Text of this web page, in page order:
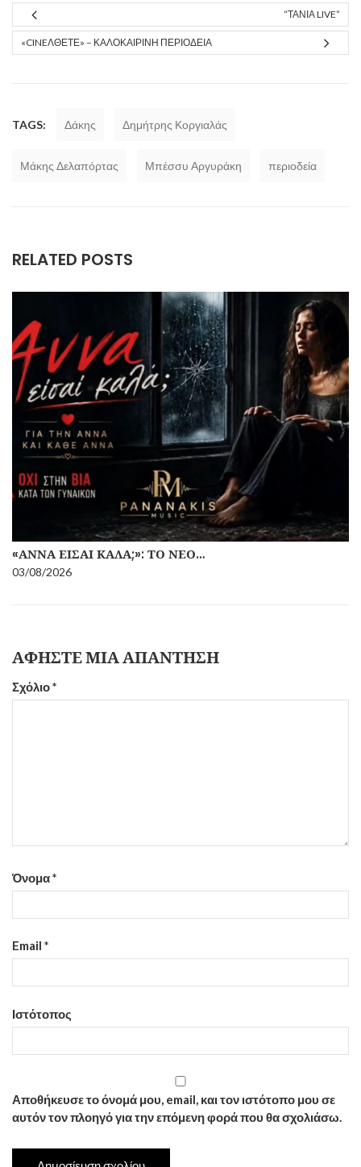
“ΤΆΝΙΑ LIVE”
«CINEΛΘΕΤΕ» – ΚΑΛΟΚΑΙΡΙΝΉ ΠΕΡΙΟΔΕΊΑ
TAGS: Δάκης Δημήτρης Κοργιαλάς
Μάκης Δελαπόρτας Μπέσσυ Αργυράκη περιοδεία
RELATED POSTS
«ΆΝΝΑ ΕΊΣΑΙ ΚΑΛΆ;»: ΤΟ ΝΈΟ…
03/08/2026
ΑΦΉΣΤΕ ΜΙΑ ΑΠΆΝΤΗΣΗ
Σχόλιο*
Όνομα*
Email *
Ιστότοπος
Αποθήκευσε το όνομά μου, email, και τον ιστότοπο μου σε
αυτόν τον πλοηγό για την επόμενη φορά που θα σχολιάσω.